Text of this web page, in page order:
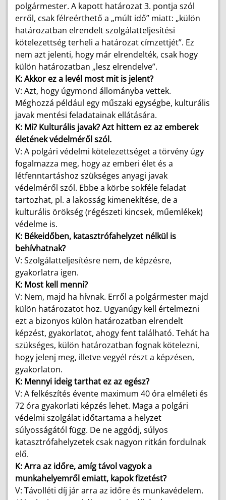
polgármester. A kapott határozat 3. pontja szól
erről, csak félreérthető a „múlt idő” miatt: „külön
határozatban elrendelt szolgálatteljesítési
kötelezettség terheli a határozat címzettjét”. Ez
nem azt jelenti, hogy már elrendelték, csak hogy
külön határozatban „lesz elrendelve”.
K: Akkor ez a levél most mit is jelent?
V: Azt, hogy úgymond állományba vettek.
Méghozzá például egy műszaki egységbe, kulturális
javak mentési feladatainak ellátására.
K: Mi? Kulturális javak? Azt hittem ez az emberek
életének védelméről szól.
V: A polgári védelmi kötelezettséget a törvény úgy
fogalmazza meg, hogy az emberi élet és a
létfenntartáshoz szükséges anyagi javak
védelméről szól. Ebbe a körbe sokféle feladat
tartozhat, pl. a lakosság kimenekítése, de a
kulturális örökség (régészeti kincsek, műemlékek)
védelme is.
K: Békeidőben, katasztrófahelyzet nélkül is
behívhatnak?
V: Szolgálatteljesítésre nem, de képzésre,
gyakorlatra igen.
K: Most kell menni?
V: Nem, majd ha hívnak. Erről a polgármester majd
külön határozatot hoz. Ugyanúgy kell értelmezni
ezt a bizonyos külön határozatban elrendelt
képzést, gyakorlatot, ahogy fent található. Tehát ha
szükséges, külön határozatban fognak kötelezni,
hogy jelenj meg, illetve vegyél részt a képzésen,
gyakorlaton.
K: Mennyi ideig tarthat ez az egész?
V: A felkészítés évente maximum 40 óra elméleti és
72 óra gyakorlati képzés lehet. Maga a polgári
védelmi szolgálat időtartama a helyzet
súlyosságától függ. De ne aggódj, súlyos
katasztrófahelyzetek csak nagyon ritkán fordulnak
elő.
K: Arra az időre, amíg távol vagyok a
munkahelyemről emiatt, kapok fizetést?
V: Távolléti díj jár arra az időre és munkavédelem.